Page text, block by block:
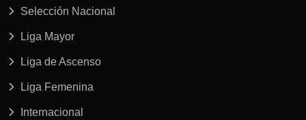
Selección Nacional
Liga Mayor
Liga de Ascenso
Liga Femenina
Internacional